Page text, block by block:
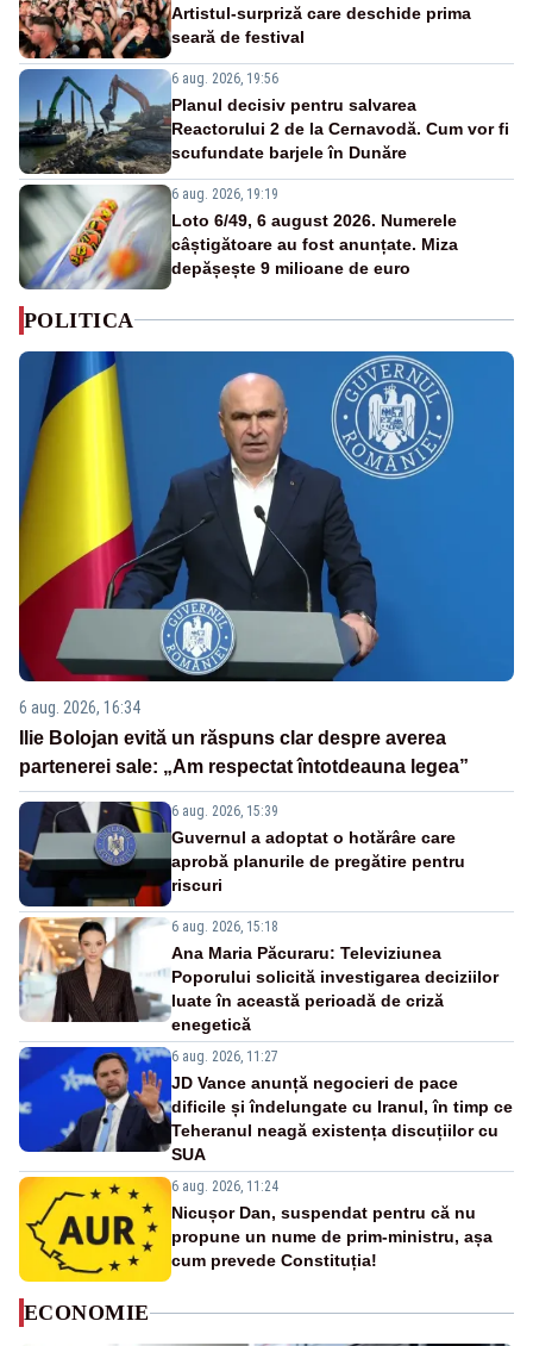
Artistul-surpriză care deschide prima
seară de festival
6 aug. 2026, 19:56
Planul decisiv pentru salvarea
Reactorului 2 de la Cernavodă. Cum vor fi
scufundate barjele în Dunăre
6 aug. 2026, 19:19
Loto 6/49, 6 august 2026. Numerele
câștigătoare au fost anunțate. Miza
depășește 9 milioane de euro
POLITICA
6 aug. 2026, 16:34
Ilie Bolojan evită un răspuns clar despre averea
partenerei sale: „Am respectat întotdeauna legea”
6 aug. 2026, 15:39
Guvernul a adoptat o hotărâre care
aprobă planurile de pregătire pentru
riscuri
6 aug. 2026, 15:18
Ana Maria Păcuraru: Televiziunea
Poporului solicită investigarea deciziilor
luate în această perioadă de criză
enegetică
6 aug. 2026, 11:27
JD Vance anunță negocieri de pace
dificile și îndelungate cu Iranul, în timp ce
Teheranul neagă existența discuțiilor cu
SUA
6 aug. 2026, 11:24
Nicușor Dan, suspendat pentru că nu
propune un nume de prim-ministru, așa
cum prevede Constituția!
ECONOMIE